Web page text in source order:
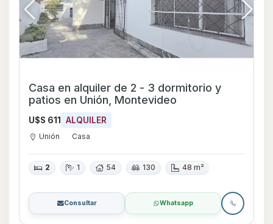
Casa en alquiler de 2 - 3 dormitorio y
patios en Unión, Montevideo
U$S 611 ALQUILER
Unión Casa
2 1 54 130 48 m²
Consultar Whatsapp